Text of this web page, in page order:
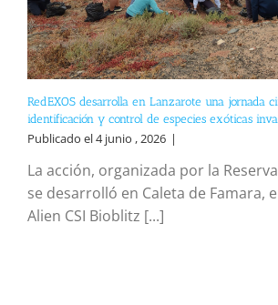
RedEXOS desarrolla en Lanzarote una jornada
identificación y control de especies exóticas
Publicado el 4 junio , 2026 |
La acción, organizada por la
se desarrolló en Caleta de Famara,
Alien CSI Bioblitz [...]